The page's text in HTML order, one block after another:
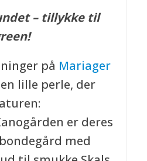
– tillykke til
på Mariager
lille perle, der
er deres
med